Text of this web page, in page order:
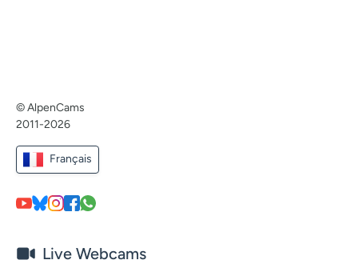
© AlpenCams
2011-2026
Français
Live Webcams